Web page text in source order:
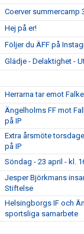
Coerver summercamp
Hej på er!
Följer du ÄFF på
Glädje - Delaktighet -
Herrarna tar emot
Ängelholms FF mot
på IP
Extra årsmöte
på IP
Söndag - 23 april - kl.
Jesper Björkmans
Stiftelse
Helsingborgs IF och
sportsliga samarbete